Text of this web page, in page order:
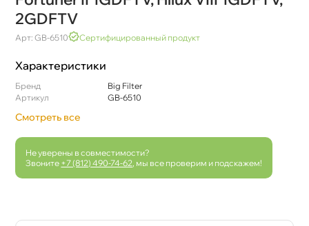
2GDFTV
Арт: GB-6510 Сертифицированный продукт
Характеристики
Бренд
Big Filter
Артикул
GB-6510
Смотреть все
Не уверены в совместимости?
Звоните +7 (812) 490-74-62 , мы все проверим и подскажем!